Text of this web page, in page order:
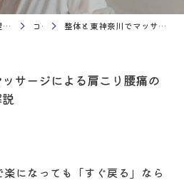
肩こり・腰痛の改善なら理学療法 整体院Regalo（横浜市神奈川区白楽駅） コラム 整体と東神奈川でマッサージによる肩こり腰痛の根本改善術を徹底解説
サージによる肩こり腰痛の
になっても「すぐ戻る」なら